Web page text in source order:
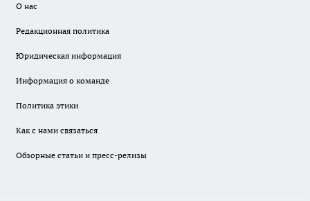
О нас
Редакционная политика
Юридическая информация
Информация о команде
Политика этики
Как с нами связаться
Обзорные статьи и пресс-релизы